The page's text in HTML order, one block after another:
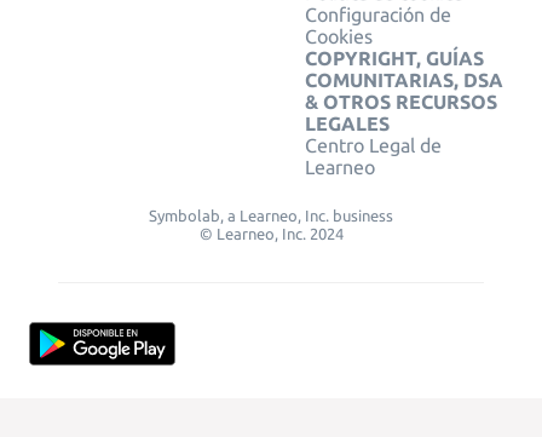
Configuración de
Cookies
COPYRIGHT, GUÍAS
COMUNITARIAS, DSA
& OTROS RECURSOS
LEGALES
Centro Legal de
Learneo
Symbolab, a Learneo, Inc. business
© Learneo, Inc. 2024